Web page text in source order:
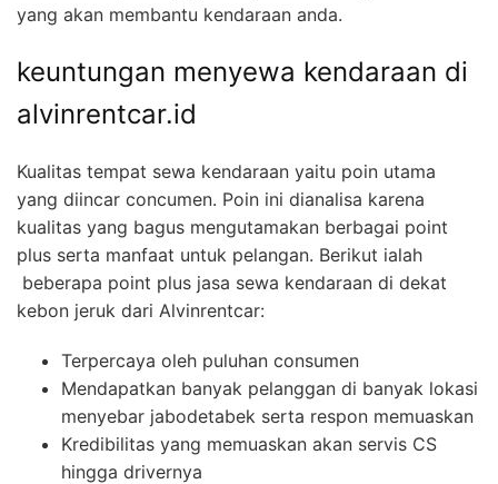
yang akan membantu kendaraan anda.
keuntungan menyewa kendaraan di
alvinrentcar.id
Kualitas tempat sewa kendaraan yaitu poin utama
yang diincar concumen. Poin ini dianalisa karena
kualitas yang bagus mengutamakan berbagai point
plus serta manfaat untuk pelangan. Berikut ialah
beberapa point plus jasa sewa kendaraan di dekat
kebon jeruk dari Alvinrentcar:
Terpercaya oleh puluhan consumen
Mendapatkan banyak pelanggan di banyak lokasi
menyebar jabodetabek serta respon memuaskan
Kredibilitas yang memuaskan akan servis CS
hingga drivernya